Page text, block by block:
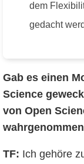
dem
gedacht
Gab es einen
Science
von Open
TF: Ich gehöre